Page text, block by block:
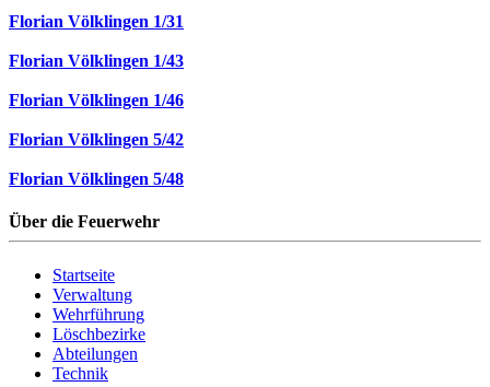
Florian Völklingen 1/31
Florian Völklingen 1/43
Florian Völklingen 1/46
Florian Völklingen 5/42
Florian Völklingen 5/48
Über die Feuerwehr
Startseite
Verwaltung
Wehrführung
Löschbezirke
Abteilungen
Technik